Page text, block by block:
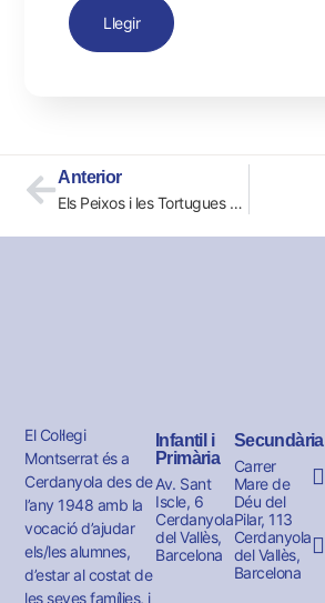
Llegir
Anterior
Els Peixos i les Tortugues classifiquem segons el color
El Col·legi
Montserrat és a
Cerdanyola des de
l’any 1948 amb la
vocació d’ajudar
els/les alumnes,
d’estar al costat de
les seves famílies, i
Infantil i
Primària
Av. Sant
Iscle, 6
Cerdanyola
del Vallès,
Barcelona
Secundària
Carrer
Mare de
Déu del
Pilar, 113
Cerdanyola
del Vallès,
Barcelona